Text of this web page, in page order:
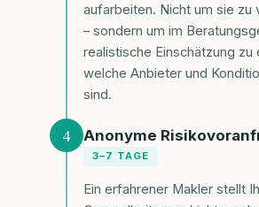
aufarbeiten. Nicht um sie zu
– sondern um im
realistische Einschätzung zu
welche Anbieter und
sind.
4 Anonyme
3–7 TAGE
Ein erfahrener Makler stellt